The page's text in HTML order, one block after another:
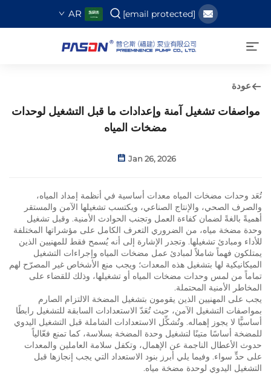
[email protected]
AR
عودة
مواصفات تشغيل آمنة وإعدادات ما قبل التشغيل لوحدات
مضخات المياه
Jan 26, 2026
تُعَد وحدات مضخات المياه معدات أساسية في أنظمة إمداد المياه،
والصرف الصحي، والإنتاج الصناعي، ويكتسب تشغيلها الآمن والمستقر
أهميةً بالغةً لضمان كفاءة العمل وتجنب الحوادث الأمنية. وقبل تشغيل
وحدة مضخة مياه، من الضروري التعرف الكامل على مؤشراتها المختلفة
للأداء ومبادئ تشغيلها. وتجدر الإشارة إلى أنه يُسمح فقط للمهنيين الذين
يمتلكون فهماً شاملاً لمبادئ عمل مضخات المياه وإجراءات التشغيل
الميكانيكية لها بتشغيل هذه المعدات؛ ويجب منع الأشخاص غير المصرّح لهم
تماماً من لمس وحدات مضخات المياه أو تشغيلها، وذلك للقضاء على
المخاطر الأمنية المحتملة.
يجب على المهنيين الذين يقومون بتشغيل المضخة الالتزام الصارم
بمواصفات التشغيل الآمن، حيث تُعَدّ الاستعدادات السابقة للتشغيل رابطًا
أساسيًّا لا يجوز إهماله. وتُشكِّل الاستعدادات الشاملة قبل التشغيل اليدوي
للمضخة أساسًا متينًا لتشغيل وحدة المضخة بسلاسة، كما تمنع فعّالياً
حدوث الأعطال الناجمة عن الإهمال، وتكفل سلامة العاملين والمعدات
على حدٍّ سواء. وفيما يلي أبرز بنود الاستعداد التي يجب إنجازها قبل
التشغيل اليدوي لوحدة مضخة مياه.